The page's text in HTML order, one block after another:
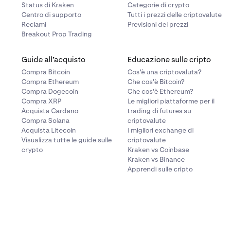
Status di Kraken
Centro di supporto
Reclami
Breakout Prop Trading
Categorie di crypto
Tutti i prezzi delle criptovalute
Previsioni dei prezzi
Guide all’acquisto
Compra Bitcoin
Compra Ethereum
Compra Dogecoin
Compra XRP
Acquista Cardano
Compra Solana
Acquista Litecoin
Visualizza tutte le guide sulle
crypto
Educazione sulle cripto
Cos'è una criptovaluta?
Che cos'è Bitcoin?
Che cos'è Ethereum?
Le migliori piattaforme per il
trading di futures su
criptovalute
I migliori exchange di
criptovalute
Kraken vs Coinbase
Kraken vs Binance
Apprendi sulle cripto